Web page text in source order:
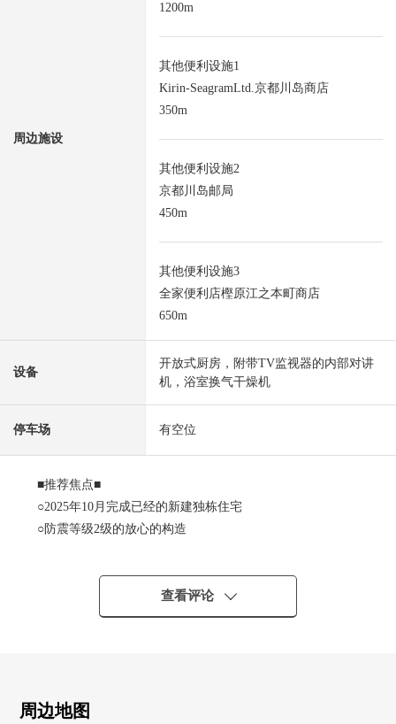
周边施设
1200m
其他便利设施1
Kirin-SeagramLtd.京都川岛商店
350m
其他便利设施2
京都川岛邮局
450m
其他便利设施3
全家便利店樫原江之本町商店
650m
设备
开放式厨房，附带TV监视器的内部对讲
机，浴室换气干燥机
停车场 有空位
■推荐焦点■
○2025年10月完成已经的新建独栋住宅
○防震等级2级的放心的构造
○干净的&时实现短o的餐具冲洗烘干机
○不在意气候、时间，可以使用的浴室暖气烘干机
○2个地方支持舒适的生活的厕所
查看评论
周边地图